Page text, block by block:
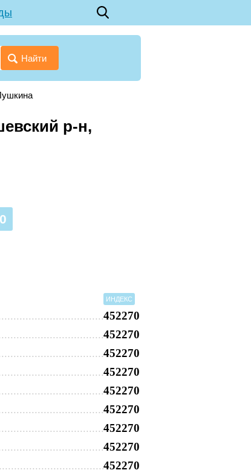
Найти
р-н,
ИНДЕКС
452270
452270
452270
452270
452270
452270
452270
452270
452270